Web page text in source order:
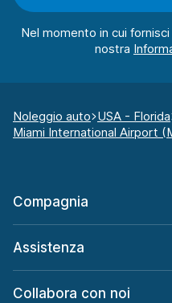
Nel momento in cui
nostra
Noleggio auto USA - Florida
Miami International Airport
Compagnia
Assistenza
Collabora con noi